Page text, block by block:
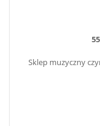
Sklep muzyczny